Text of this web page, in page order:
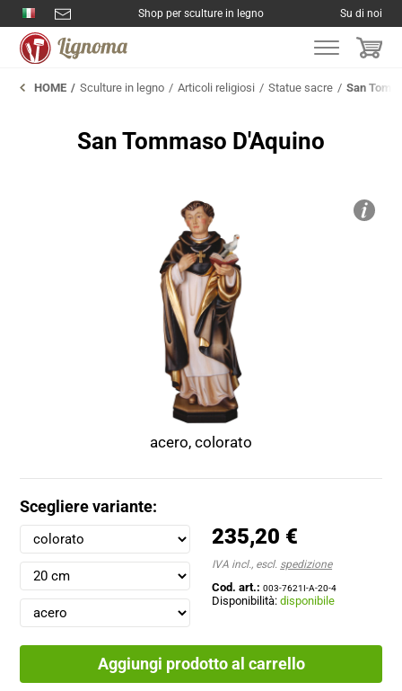
Shop per sculture in legno Su di noi
HOME Sculture in legno Articoli religiosi Statue sacre San
acero, colorato
San Tommaso D'Aquino
Scegliere variante:
235,20 €
IVA incl., escl. spedizione
Cod. art.: 003-7621I-A-20-4
Disponibilità:disponibile
Aggiungi prodotto al carrello